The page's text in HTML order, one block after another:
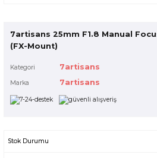
7artisans 25mm F1.8 Manual
(FX-Mount)
Kategori 7artisans
Marka 7artisans
Stok Durumu